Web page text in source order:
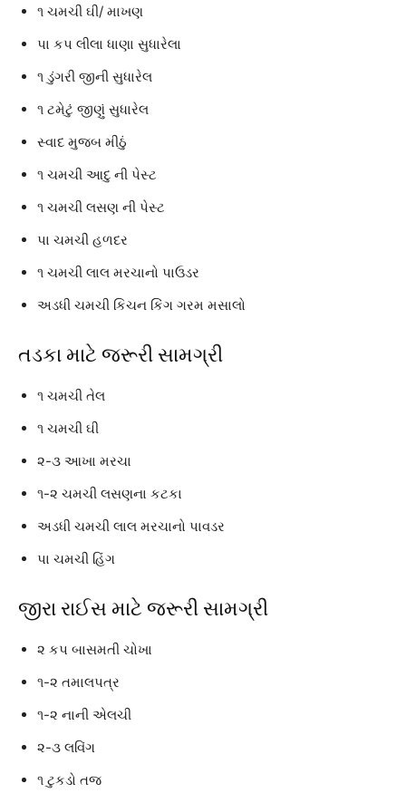
૧ ચમચી ઘી/ માખણ
પા કપ લીલા ધાણા સુધારેલા
૧ ડુંગરી જીની સુધારેલ
૧ ટમેટું જીણું સુધારેલ
સ્વાદ મુજબ મીઠું
૧ ચમચી આદુ ની પેસ્ટ
૧ ચમચી લસણ ની પેસ્ટ
પા ચમચી હળદર
૧ ચમચી લાલ મરચાનો પાઉડર
અડધી ચમચી કિચન કિંગ ગરમ મસાલો
તડકા માટે જરૂરી સામગ્રી
૧ ચમચી તેલ
૧ ચમચી ઘી
૨-૩ આખા મરચા
૧-૨ ચમચી લસણના કટકા
અડધી ચમચી લાલ મરચાનો પાવડર
પા ચમચી હિંગ
જીરા રાઈસ માટે જરૂરી સામગ્રી
૨ કપ બાસમતી ચોખા
૧-૨ તમાલપત્ર
૧-૨ નાની એલચી
૨-૩ લવિંગ
૧ ટુકડો તજ